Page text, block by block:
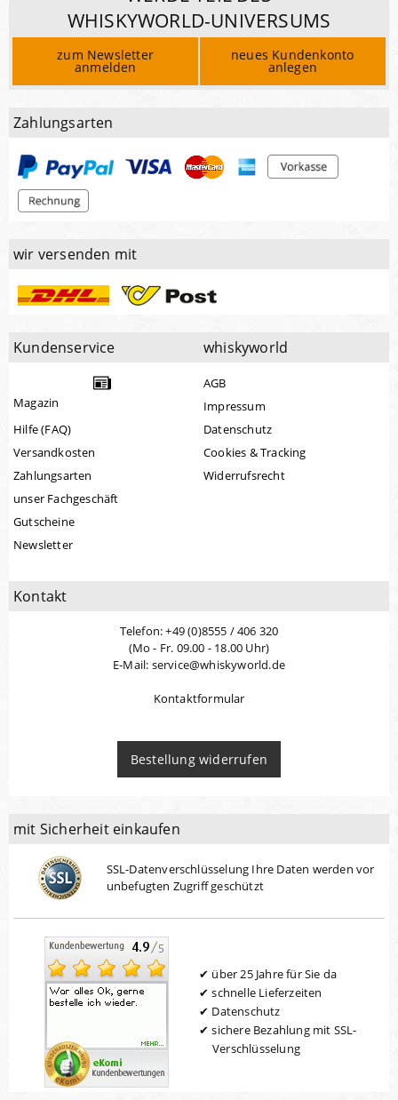
WHISKYWORLD-UNIVERSUMS
zum Newsletter
anmelden
neues Kundenkonto
anlegen
Zahlungsarten
wir versenden mit
Kundenservice
Magazin
Hilfe (FAQ)
Versandkosten
Zahlungsarten
unser Fachgeschäft
Gutscheine
Newsletter
whiskyworld
AGB
Impressum
Datenschutz
Cookies & Tracking
Widerrufsrecht
Kontakt
Telefon: +49 (0)8555 / 406 320
(Mo - Fr. 09.00 - 18.00 Uhr)
E-Mail: service@whiskyworld.de
Kontaktformular
Bestellung widerrufen
mit Sicherheit einkaufen
SSL-Datenverschlüsselung Ihre Daten werden vor
unbefugten Zugriff geschützt
über 25 Jahre für Sie da
schnelle Lieferzeiten
Datenschutz
sichere Bezahlung mit SSL-
Verschlüsselung